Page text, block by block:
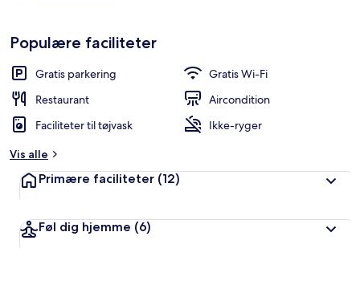
Populære faciliteter
Gratis parkering
Gratis Wi-Fi
Restaurant
Aircondition
Faciliteter til tøjvask
Ikke-ryger
Vis alle
Primære faciliteter (12)
Føl dig hjemme (6)